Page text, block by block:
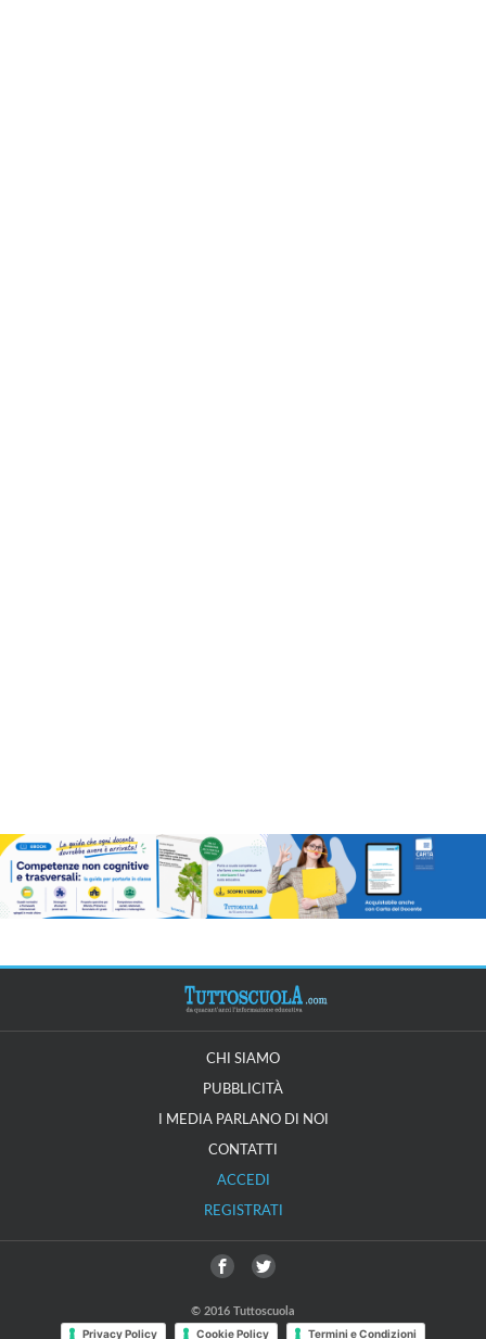
CHI SIAMO
PUBBLICITÀ
I MEDIA PARLANO DI NOI
CONTATTI
ACCEDI
REGISTRATI
© 2016 Tuttoscuola
Privacy Policy Cookie Policy Termini e Condizioni